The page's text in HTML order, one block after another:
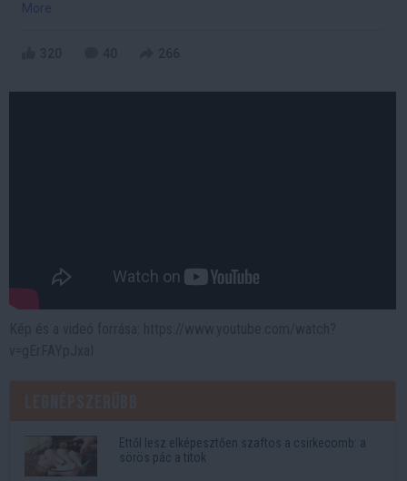
More
Ettől lesz elképesztően szaftos a csirkecomb: a
sörös pác a titok